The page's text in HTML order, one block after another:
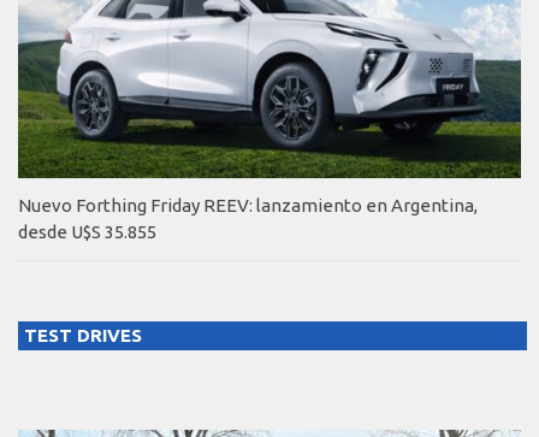
Nuevo Forthing Friday REEV: lanzamiento en Argentina,
desde U$S 35.855
TEST DRIVES